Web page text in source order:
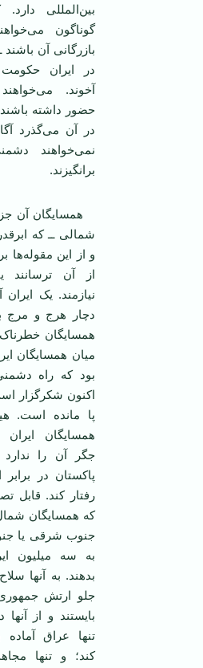
بین‌المللی
گوناگون
بازرگانی آن
در ایران
آخوند.
حضور داشته باشند
در آن می‌گذرد
نمی‌خواهند
برانگیزند.
همسایگان آن
شمالی ــ که
و از این مقوله‌ها بر
از آن ترسانند
نیازمند. یک ایران
دچار هرج و مرج
همسایگان
میان همسایگان
بود که راه
اکنون شکرگزار
پا مانده است.
همسایگان ایران
جگر آن را ندارد
پاکستان در برابر
رفتار کند. قابل
که همسایگان
جنوب شرقی یا
به سه میلیون
بدهند. به آنها
جلو ارتش
بایستند و از آنها
تنها عراق آماده
کند؛ و تنها